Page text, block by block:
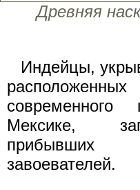
Древняя
Индейцы,
Мексике,
завоевателей.